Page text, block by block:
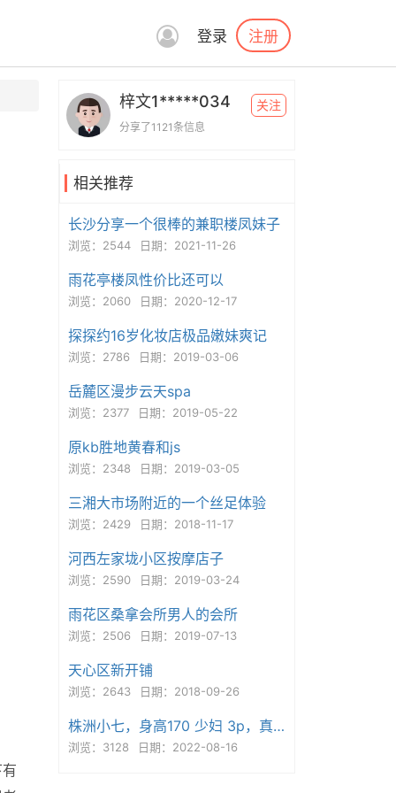
登录 注册
梓文1*****034
分享了1121条信息
关注
相关推荐
长沙分享一个很棒的兼职楼凤妹子
浏览：2544 日期：2021-11-26
雨花亭楼凤性价比还可以
浏览：2060 日期：2020-12-17
探探约16岁化妆店极品嫩妹爽记
浏览：2786 日期：2019-03-06
岳麓区漫步云天spa
浏览：2377 日期：2019-05-22
原kb胜地黄春和js
浏览：2348 日期：2019-03-05
三湘大市场附近的一个丝足体验
浏览：2429 日期：2018-11-17
河西左家垅小区按摩店子
浏览：2590 日期：2019-03-24
雨花区桑拿会所男人的会所
浏览：2506 日期：2019-07-13
天心区新开铺
浏览：2643 日期：2018-09-26
株洲小七，身高170 少妇 3p，真心推荐
浏览：3128 日期：2022-08-16